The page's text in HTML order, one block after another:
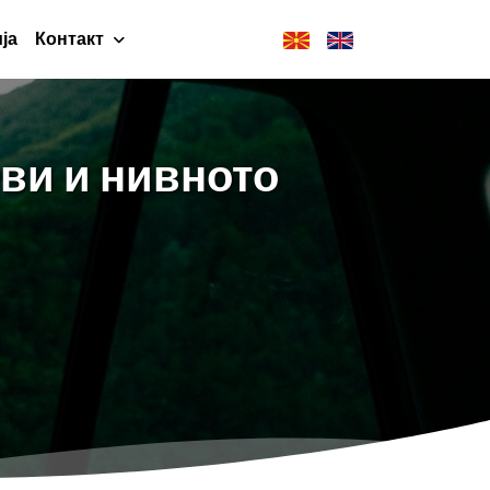
Контакт
и нивното